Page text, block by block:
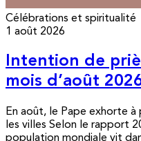
Célébrations et spiritualité
1 août 2026
Intention de
mois d’août
En août, le Pape exhorte à
les villes Selon le rapport
population mondiale vit